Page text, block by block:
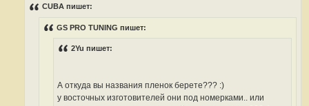
CUBA пишет:
GS PRO TUNING пишет:
2Yu пишет:
А откуда вы названия пленок берете??? :)
у восточных изготовителей они под номерками.. или